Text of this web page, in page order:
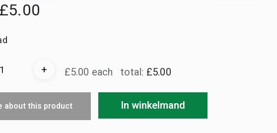
Original
£5.00
+ £5.00 each total: £5.00
In winkelmand
about this product